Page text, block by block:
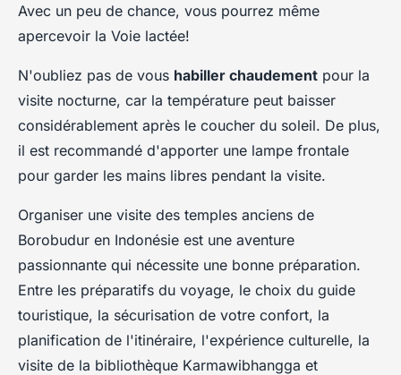
Avec un peu de chance, vous pourrez même
apercevoir la Voie lactée!
N'oubliez pas de vous habiller chaudement pour la
visite nocturne, car la température peut baisser
considérablement après le coucher du soleil. De plus,
il est recommandé d'apporter une lampe frontale
pour garder les mains libres pendant la visite.
Organiser une visite des temples anciens de
Borobudur en Indonésie est une aventure
passionnante qui nécessite une bonne préparation.
Entre les préparatifs du voyage, le choix du guide
touristique, la sécurisation de votre confort, la
planification de l'itinéraire, l'expérience culturelle, la
visite de la bibliothèque Karmawibhangga et